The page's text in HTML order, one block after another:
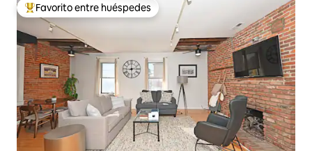
Favorito entre los huéspedes más destacados
Favorito entre huéspedes